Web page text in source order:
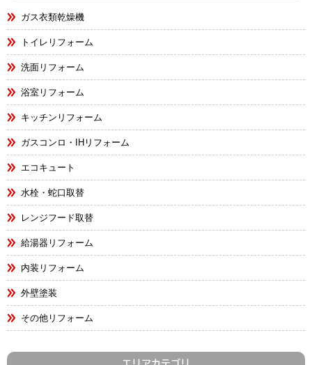
ガス衣類乾燥機
トイレリフォーム
洗面リフォーム
浴室リフォーム
キッチンリフォーム
ガスコンロ・IHリフォーム
エコキュート
水栓・蛇口取替
レンジフード取替
給湯器リフォーム
内装リフォーム
外壁塗装
その他リフォーム